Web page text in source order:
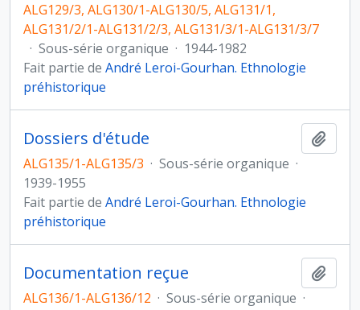
ALG129/3, ALG130/1-ALG130/5, ALG131/1,
ALG131/2/1-ALG131/2/3, ALG131/3/1-ALG131/3/7
· Sous-série organique · 1944-1982
Fait partie de André Leroi-Gourhan. Ethnologie
préhistorique
Dossiers d'étude
ALG135/1-ALG135/3 · Sous-série organique ·
1939-1955
Fait partie de André Leroi-Gourhan. Ethnologie
préhistorique
Documentation reçue
ALG136/1-ALG136/12 · Sous-série organique ·